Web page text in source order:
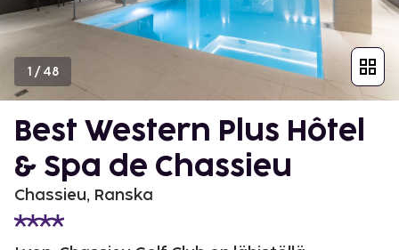
1 /48
Best Western Plus Hôtel
& Spa de Chassieu
Chassieu, Ranska